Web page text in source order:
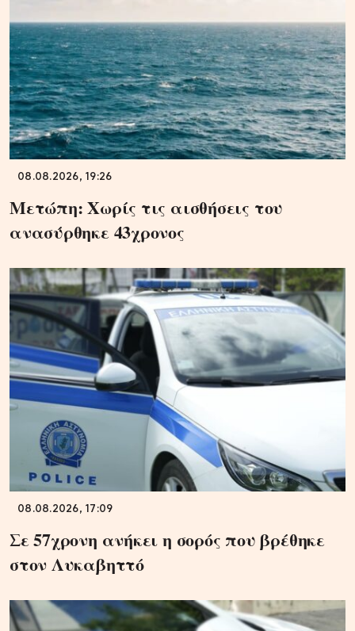
08.08.2026, 19:26
Μετώπη: Χωρίς τις αισθήσεις του
ανασύρθηκε 43χρονος
08.08.2026, 17:09
Σε 57χρονη ανήκει η σορός που βρέθηκε
στον Λυκαβηττό